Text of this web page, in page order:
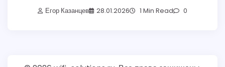
Егор Казанцев 28.01.2026 1 Min Read 0